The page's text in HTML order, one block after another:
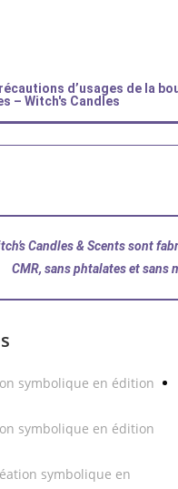
d’usages de la
– Witch's Candles
Candles & Scents sont
CMR, sans phtalates et sans